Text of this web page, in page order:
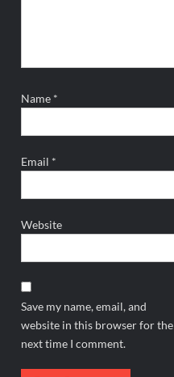
Name *
Email *
Website
Save my name, email, and
website in this browser for the
next time I comment.